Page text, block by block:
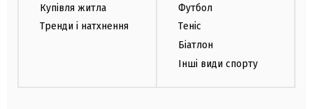
Купівля житла
Тренди і натхнення
Футбол
Теніс
Біатлон
Інші види спорту